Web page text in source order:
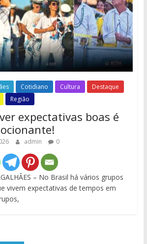
Cotidiano Cultura
Destaque
Região
expectativas boas é
admin 0
– No Brasil há vários grupos
vivem expectativas de tempos em